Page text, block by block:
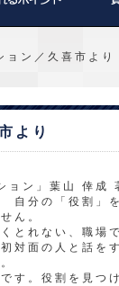
ン／久喜市より
より
ン」葉山 倖成
自分の「役割」
ん。
とれない、職場
対面の人と話を
す。役割を見つ